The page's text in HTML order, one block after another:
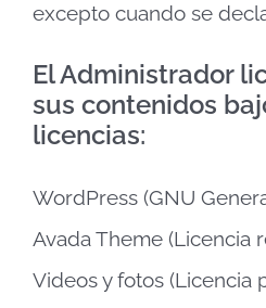
excepto cuando se
El Administrador
sus contenidos
licencias:
WordPress (GNU
Avada Theme (Licencia
Videos y fotos (Licencia